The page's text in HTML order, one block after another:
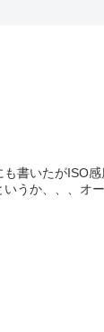
書いたがISO
うか、、、オ